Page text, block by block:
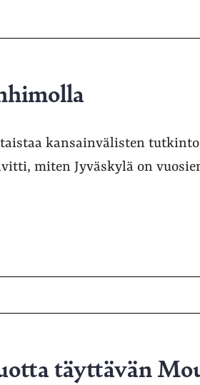
kansainvälisten
miten Jyväskylä on
täyttävän